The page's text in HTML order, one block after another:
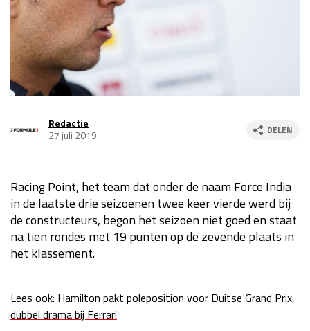
Race
GP VERENIGDE STATEN 2026
Kwalificatie
za 23:00 - 00:00
GP MEXICO 2026 30 okt - 01 nov
Kwalificatie
GP SÃO PAULO 2026
Kwalificatie
za 19:00 - 20:00
Race
zo 18:00 - 20:00
Redactie
27 juli 2019
DELEN
Racing Point, het team dat onder de naam Force India
in de laatste drie seizoenen twee keer vierde werd bij
de constructeurs, begon het seizoen niet goed en staat
na tien rondes met 19 punten op de zevende plaats in
het klassement.
Lees ook: Hamilton pakt poleposition voor Duitse Grand Prix,
dubbel drama bij Ferrari